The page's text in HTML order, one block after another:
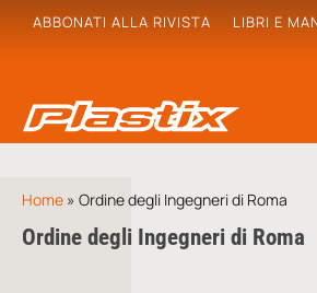
ABBONATI ALLA RIVISTA LIBRI E
Home » Ordine degli Ingegneri di Roma
Ordine degli Ingegneri di Roma